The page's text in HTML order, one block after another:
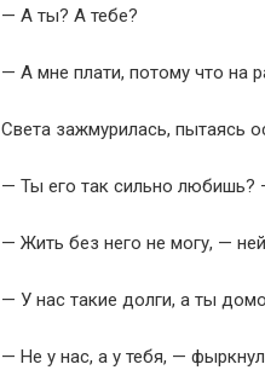
— А ты? А тебе?
— А мне плати, потому что на
Света зажмурилась, пытаясь
— Ты его так сильно любишь?
— Жить без него не могу, —
— У нас такие долги, а ты
— Не у нас, а у тебя, —